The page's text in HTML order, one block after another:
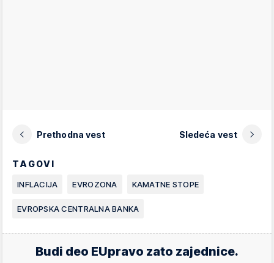
Prethodna vest Sledeća vest
TAGOVI
INFLACIJA EVROZONA KAMATNE STOPE
EVROPSKA CENTRALNA BANKA
Budi deo EUpravo zato zajednice.